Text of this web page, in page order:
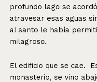
profundo lago se
atravesar esas aguas
al santo le había
milagroso.
El edificio que se cae.
monasterio, se vino